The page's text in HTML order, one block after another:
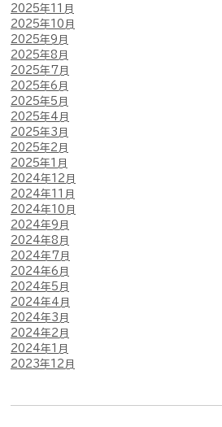
2025年11月
2025年10月
2025年9月
2025年8月
2025年7月
2025年6月
2025年5月
2025年4月
2025年3月
2025年2月
2025年1月
2024年12月
2024年11月
2024年10月
2024年9月
2024年8月
2024年7月
2024年6月
2024年5月
2024年4月
2024年3月
2024年2月
2024年1月
2023年12月